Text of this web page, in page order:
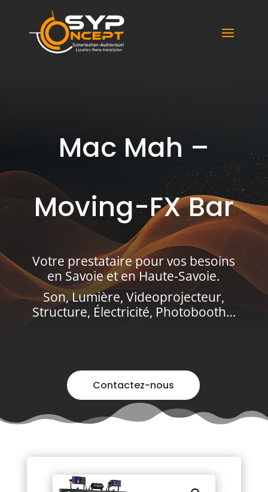
Mac Mah –
Moving-FX Bar
Votre prestataire pour vos besoins
en Savoie et en Haute-Savoie.
Son, Lumière, Videoprojecteur,
Structure, Électricité, Photobooth…
Contactez-nous